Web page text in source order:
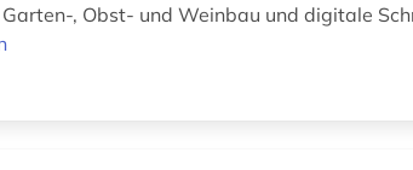
, Obst- und Weinbau und digitale